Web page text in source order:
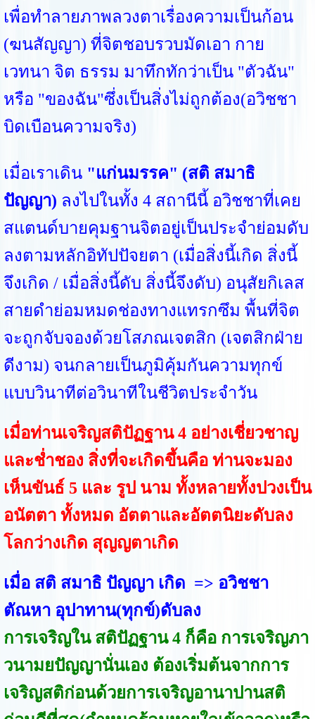
เพื่อทำลายภาพลวงตาเรื่องความเป็นก้อน
(ฆนสัญญา) ที่จิตชอบรวบมัดเอา กาย
เวทนา จิต ธรรม มาทึกทักว่าเป็น "ตัวฉัน"
หรือ "ของฉัน"ซึ่งเป็นสิ่งไม่ถูกต้อง(อวิชชา
บิดเบือนความจริง)
เมื่อเราเดิน "แก่นมรรค" (สติ สมาธิ
ปัญญา) ลงไปในทั้ง 4 สถานีนี้ อวิชชาที่เคย
สแตนด์บายคุมฐานจิตอยู่เป็นประจำย่อมดับ
ลงตามหลักอิทัปปัจยตา (เมื่อสิ่งนี้เกิด สิ่งนี้
จึงเกิด / เมื่อสิ่งนี้ดับ สิ่งนี้จึงดับ) อนุสัยกิเลส
สายดำย่อมหมดช่องทางแทรกซึม พื้นที่จิต
จะถูกจับจองด้วยโสภณเจตสิก (เจตสิกฝ่าย
ดีงาม) จนกลายเป็นภูมิคุ้มกันความทุกข์
แบบวินาทีต่อวินาทีในชีวิตประจำวัน
เมื่อท่านเจริญสติปัฏฐาน 4 อย่างเชี่ยวชาญ
และช่ำชอง สิ่งที่จะเกิดขึ้นคือ ท่านจะมอง
เห็นขันธ์ 5 และ รูป นาม ทั้งหลายทั้งปวงเป็น
อนัตตา ทั้งหมด อัตตาและอัตตนิยะดับลง
โลกว่างเกิด สุญญตาเกิด
เมื่อ สติ สมาธิ ปัญญา เกิด => อวิชชา
ตัณหา อุปาทาน(ทุกข์)ดับลง
การเจริญใน สติปัฏฐาน 4 ก็คือ การเจริญภา
วนามยปัญญานั่นเอง ต้องเริ่มต้นจากการ
เจริญสติก่อนด้วยการเจริญอานาปานสติ